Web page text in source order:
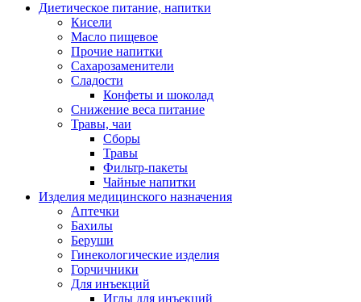
Диетическое питание, напитки
Кисели
Масло пищевое
Прочие напитки
Сахарозаменители
Сладости
Конфеты и шоколад
Снижение веса питание
Травы, чаи
Сборы
Травы
Фильтр-пакеты
Чайные напитки
Изделия медицинского назначения
Аптечки
Бахилы
Беруши
Гинекологические изделия
Горчичники
Для инъекций
Иглы для инъекций